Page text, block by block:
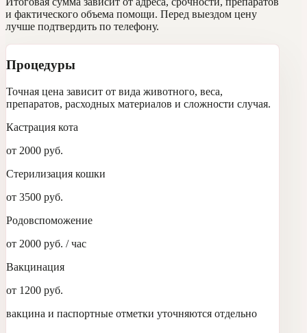
и фактического объема помощи. Перед выездом цену
лучше подтвердить по телефону.
Процедуры
Точная цена зависит от вида животного, веса,
препаратов, расходных материалов и сложности случая.
Кастрация кота
от 2000 руб.
Стерилизация кошки
от 3500 руб.
Родовспоможение
от 2000 руб. / час
Вакцинация
от 1200 руб.
вакцина и паспортные отметки уточняются отдельно